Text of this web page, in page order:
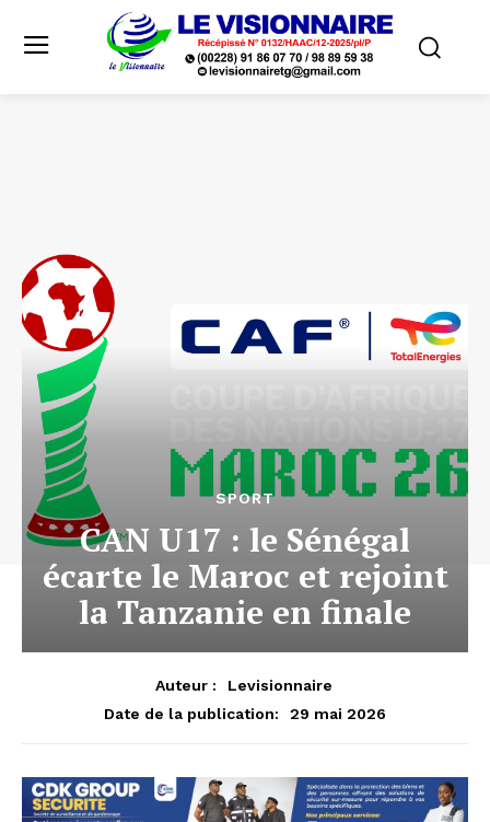
SPORT
CAN U17 : le Sénégal
écarte le Maroc et rejoint
la Tanzanie en finale
Auteur :
Levisionnaire
Date de la publication:
29 mai 2026